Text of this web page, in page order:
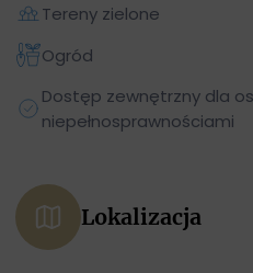
Tereny zielone
Ogród
Dostęp zewnętrzny dla
niepełnosprawnościami
Lokalizacja